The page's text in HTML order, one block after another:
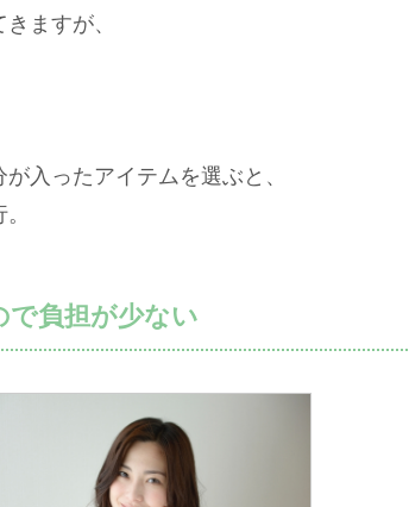
ますが、
入ったアイテムを選ぶと、
で負担が少ない